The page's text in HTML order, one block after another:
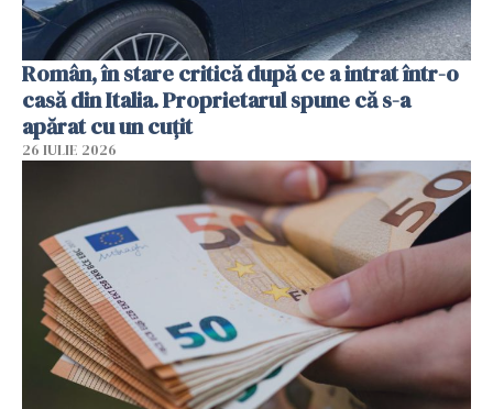
Român, în stare critică după ce a intrat într-o
casă din Italia. Proprietarul spune că s-a
apărat cu un cuțit
26 IULIE 2026